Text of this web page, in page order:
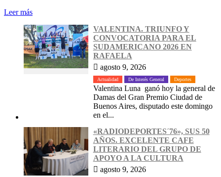
Leer más
VALENTINA. TRIUNFO Y
CONVOCATORIA PARA EL
SUDAMERICANO 2026 EN
RAFAELA
agosto 9, 2026
Actualidad De Interés General Deportes
Valentina Luna ganó hoy la general de
Damas del Gran Premio Ciudad de
Buenos Aires, disputado este domingo
en el...
«RADIODEPORTES´76», SUS 50
AÑOS. EXCELENTE CAFE
LITERARIO DEL GRUPO DE
APOYO A LA CULTURA
agosto 9, 2026